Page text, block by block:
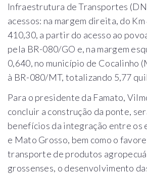
Infraestrutura de Transportes
acessos: na margem direita, do
410,30, a partir do acesso ao
pela BR-080/GO e, na margem
0,640, no município de Cocalinho
à BR-080/MT, totalizando 5,77
Para o presidente da Famato,
concluir a construção da ponte,
benefícios da integração entre os
e Mato Grosso, bem como o
transporte de produtos
grossenses, o desenvolvimento